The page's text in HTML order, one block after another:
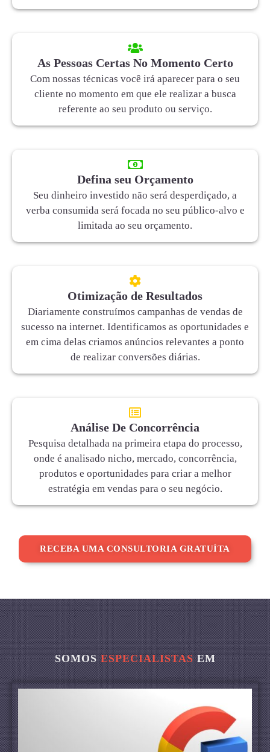
As Pessoas Certas No Momento Certo
Com nossas técnicas você irá aparecer para o seu
cliente no momento em que ele realizar a busca
referente ao seu produto ou serviço.
Defina seu Orçamento
Seu dinheiro investido não será desperdiçado, a
verba consumida será focada no seu público-alvo e
limitada ao seu orçamento.
Otimização de Resultados
Diariamente construímos campanhas de vendas de
sucesso na internet. Identificamos as oportunidades e
em cima delas criamos anúncios relevantes a ponto
de realizar conversões diárias.
Análise De Concorrência
Pesquisa detalhada na primeira etapa do processo,
onde é analisado nicho, mercado, concorrência,
produtos e oportunidades para criar a melhor
estratégia em vendas para o seu negócio.
RECEBA UMA CONSULTORIA GRATUÍTA
SOMOSESPECIALISTASEM